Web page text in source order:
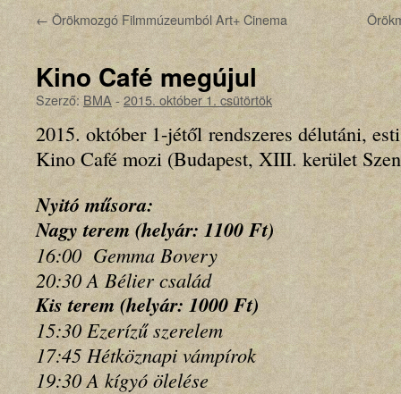
← Örökmozgó Filmmúzeumból Art+ Cinema
Kino Café megújul
Szerző: BMA -2015. október 1. csütörtök
2015. október 1-jétől rendszeres délutáni,
Kino Café mozi (Budapest, XIII. kerület
Nyitó műsora:
Nagy terem (helyár: 1100 Ft)
16:00 Gemma Bovery
20:30 A Bélier család
Kis terem (helyár: 1000 Ft)
15:30 Ezerízű szerelem
17:45 Hétköznapi vámpírok
19:30 A kígyó ölelése